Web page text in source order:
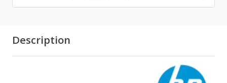
Description